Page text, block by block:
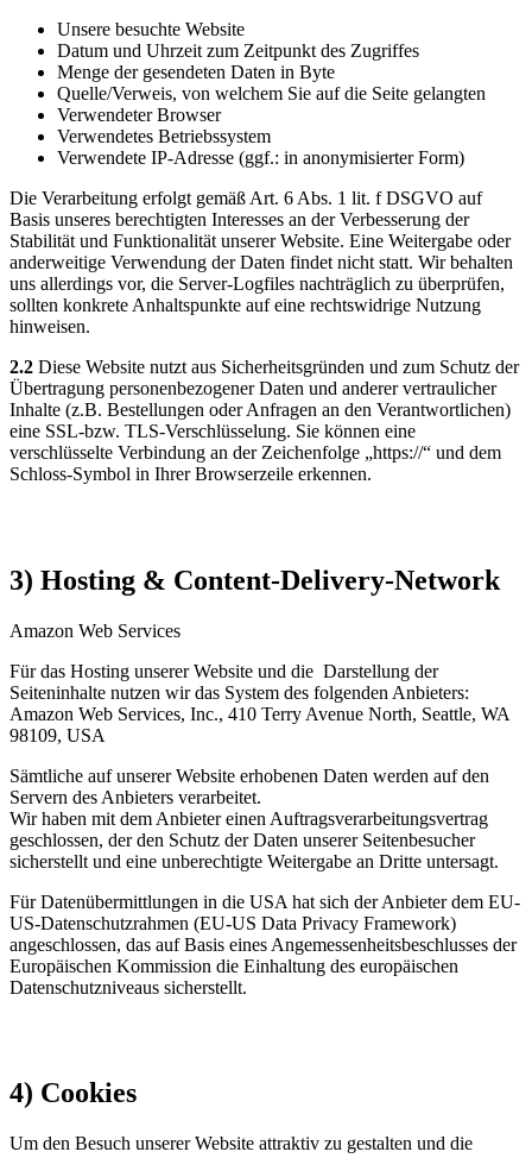
Unsere besuchte Website
Datum und Uhrzeit zum Zeitpunkt des Zugriffes
Menge der gesendeten Daten in Byte
Quelle/Verweis, von welchem Sie auf die Seite gelangten
Verwendeter Browser
Verwendetes Betriebssystem
Verwendete IP-Adresse (ggf.: in anonymisierter Form)
Die Verarbeitung erfolgt gemäß Art. 6 Abs. 1 lit. f DSGVO auf
Basis unseres berechtigten Interesses an der Verbesserung der
Stabilität und Funktionalität unserer Website. Eine Weitergabe oder
anderweitige Verwendung der Daten findet nicht statt. Wir behalten
uns allerdings vor, die Server-Logfiles nachträglich zu überprüfen,
sollten konkrete Anhaltspunkte auf eine rechtswidrige Nutzung
hinweisen.
2.2 Diese Website nutzt aus Sicherheitsgründen und zum Schutz der
Übertragung personenbezogener Daten und anderer vertraulicher
Inhalte (z.B. Bestellungen oder Anfragen an den Verantwortlichen)
eine SSL-bzw. TLS-Verschlüsselung. Sie können eine
verschlüsselte Verbindung an der Zeichenfolge „https://“ und dem
Schloss-Symbol in Ihrer Browserzeile erkennen.
3) Hosting & Content-Delivery-Network
Amazon Web Services
Für das Hosting unserer Website und die Darstellung der
Seiteninhalte nutzen wir das System des folgenden Anbieters:
Amazon Web Services, Inc., 410 Terry Avenue North, Seattle, WA
98109, USA
Sämtliche auf unserer Website erhobenen Daten werden auf den
Servern des Anbieters verarbeitet.
Wir haben mit dem Anbieter einen Auftragsverarbeitungsvertrag
geschlossen, der den Schutz der Daten unserer Seitenbesucher
sicherstellt und eine unberechtigte Weitergabe an Dritte untersagt.
Für Datenübermittlungen in die USA hat sich der Anbieter dem EU-
US-Datenschutzrahmen (EU-US Data Privacy Framework)
angeschlossen, das auf Basis eines Angemessenheitsbeschlusses der
Europäischen Kommission die Einhaltung des europäischen
Datenschutzniveaus sicherstellt.
4) Cookies
Um den Besuch unserer Website attraktiv zu gestalten und die